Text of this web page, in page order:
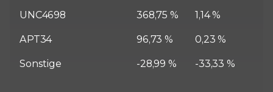
UNC4698 368,75 % 1,14 %
APT34 96,73 % 0,23 %
Sonstige -28,99 % -33,33 %